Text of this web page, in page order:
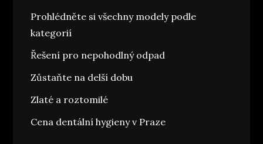
Prohlédněte si všechny modely podle
kategorií
Řešení pro nepohodlný odpad
Zůstaňte na delší dobu
Zlaté a roztomilé
Cena dentální hygieny v Praze